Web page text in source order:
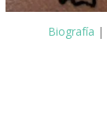
Biografía |